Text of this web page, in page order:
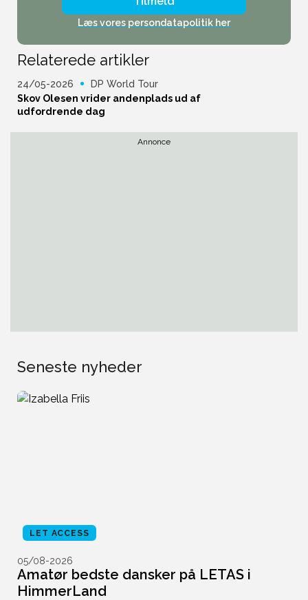
Læs vores persondatapolitik her
Relaterede artikler
24/05-2026
DP World Tour
Skov Olesen vrider andenplads ud af
udfordrende dag
Annonce
Seneste nyheder
LET ACCESS
05/08-2026
Amatør bedste dansker på LETAS i
HimmerLand